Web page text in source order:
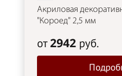
Акриловая
"Короед" 2,5 мм
от 2942 руб.